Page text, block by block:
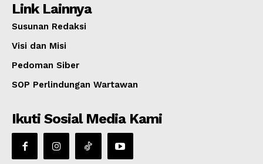
Link Lainnya
Susunan Redaksi
Visi dan Misi
Pedoman Siber
SOP Perlindungan Wartawan
Ikuti Sosial Media Kami